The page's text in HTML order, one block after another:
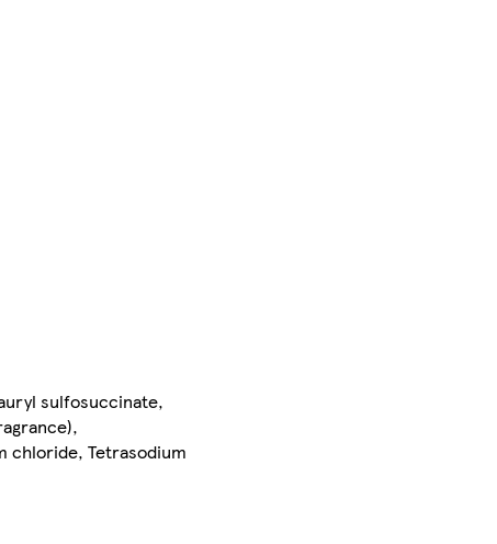
sulfosuccinate,
chloride, Tetrasodium